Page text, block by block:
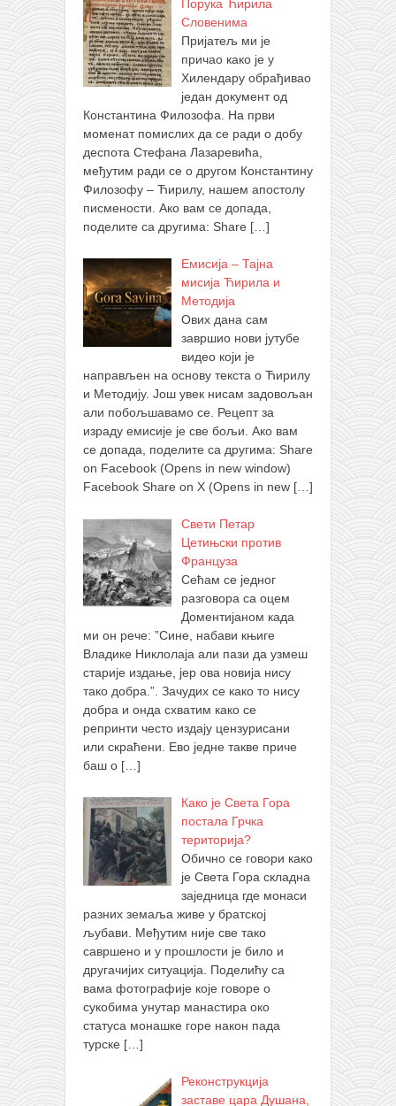
Порука Ћирила
Словенима
Пријатељ ми је
причао како је у
Хилендару обрађивао
један документ од
Константина Филозофа. На први
моменат помислих да се ради о добу
деспота Стефана Лазаревића,
међутим ради се о другом Константину
Филозофу – Ћирилу, нашем апостолу
писмености. Ако вам се допада,
поделите са другима: Share […]
Емисија – Тајна
мисија Ћирила и
Методија
Ових дана сам
завршио нови јутубе
видео који је
направљен на основу текста о Ћирилу
и Методију. Још увек нисам задовољан
али побољшавамо се. Рецепт за
израду емисије је све бољи. Ако вам
се допада, поделите са другима: Share
on Facebook (Opens in new window)
Facebook Share on X (Opens in new […]
Свети Петар
Цетињски против
Француза
Сећам се једног
разговора са оцем
Доментијаном када
ми он рече: ”Сине, набави књиге
Владике Никлолаја али пази да узмеш
старије издање, јер ова новија нису
тако добра.”. Зачудих се како то нису
добра и онда схватим како се
репринти често издају цензурисани
или скраћени. Ево једне такве приче
баш о […]
Како је Света Гора
постала Грчка
територија?
Обично се говори како
је Света Гора складна
заједница где монаси
разних земаља живе у братској
љубави. Међутим није све тако
савршено и у прошлости је било и
другачијих ситуација. Поделићу са
вама фотографије које говоре о
сукобима унутар манастира око
статуса монашке горе након пада
турске […]
Реконструкција
заставе цара Душана,